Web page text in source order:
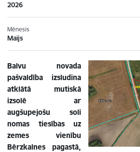
2026
Mēnesis
Maijs
Balvu novada
pašvaldība izsludina
atklātā mutiskā
izsolē ar
augšupejošu soli
nomas tiesības uz
zemes vienību
Bērzkalnes pagastā,